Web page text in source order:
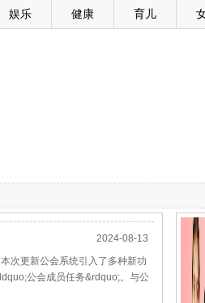
娱乐 健康 育儿
2024-08-13
次更新公会系统引入了多种新功
公会成员任务&rdquo;。与公